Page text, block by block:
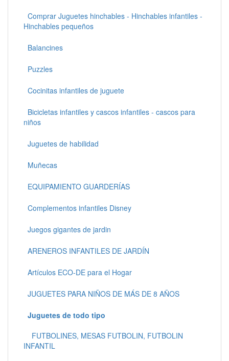
Comprar Juguetes hinchables - Hinchables infantiles -
Hinchables pequeños
Balancines
Puzzles
Cocinitas infantiles de juguete
Bicicletas infantiles y cascos infantiles - cascos para
niños
Juguetes de habilidad
Muñecas
EQUIPAMIENTO GUARDERÍAS
Complementos infantiles Disney
Juegos gigantes de jardin
ARENEROS INFANTILES DE JARDÍN
Artículos ECO-DE para el Hogar
JUGUETES PARA NIÑOS DE MÁS DE 8 AÑOS
Juguetes de todo tipo
FUTBOLINES, MESAS FUTBOLIN, FUTBOLIN
INFANTIL